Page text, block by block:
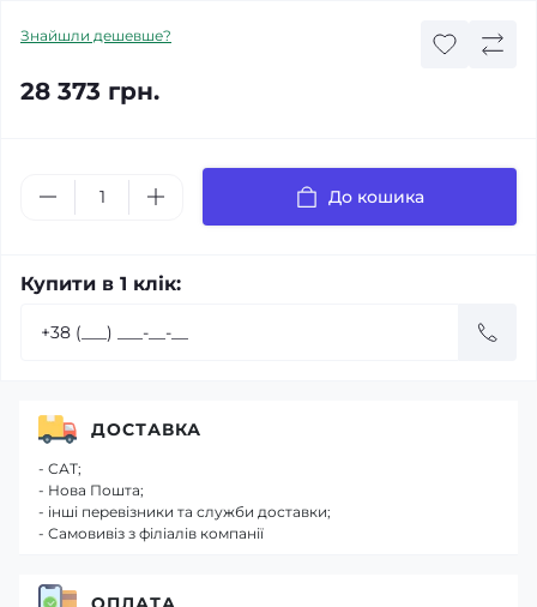
Знайшли дешевше?
28 373 грн.
До кошика
Купити в 1 клік:
ДОСТАВКА
- САТ;
- Нова Пошта;
- інші перевізники та служби доставки;
- Самовивіз з філіалів компанії